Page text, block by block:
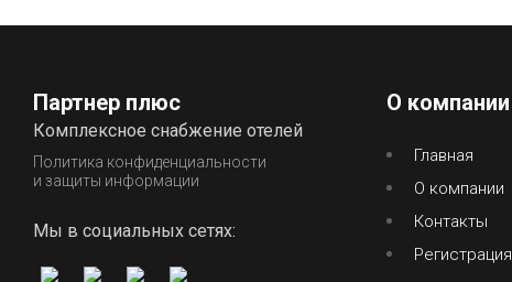
Партнер плюс
Комплексное снабжение отелей
Политика конфиденциальности
и защиты информации
Мы в социальных сетях:
О компании
Главная
О компании
Контакты
Регистрация